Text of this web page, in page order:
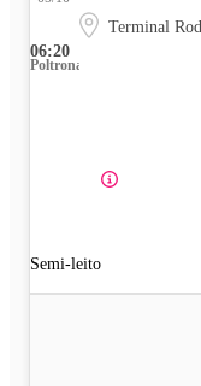
06:20
Terminal
Poltrona
Semi-leito